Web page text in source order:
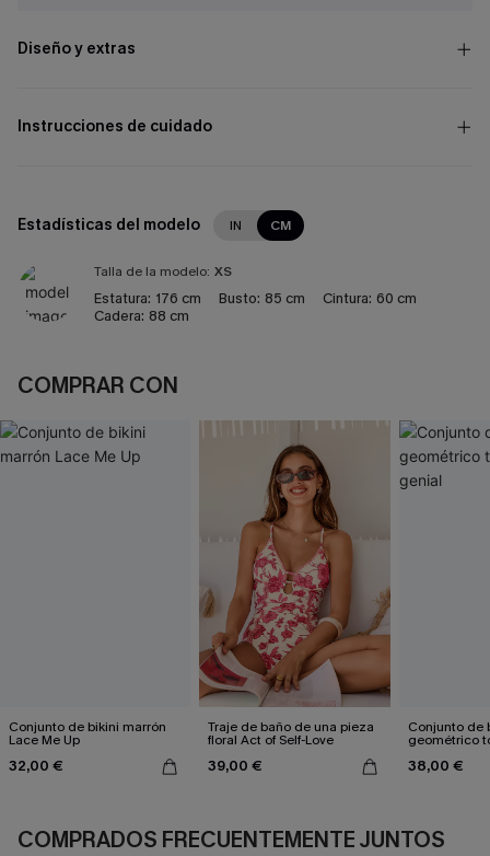
Diseño y extras
Instrucciones de cuidado
Estadísticas del modelo IN CM
Talla de la modelo: XS
Estatura: 176 cm Busto: 85 cm Cintura: 60 cm
Cadera: 88 cm
COMPRAR CON
Conjunto de bikini marrón
Lace Me Up
32,00 €
Traje de baño de una pieza
floral Act of Self-Love
39,00 €
Conjunto de
geométrico
genial
38,00 €
COMPRADOS FRECUENTEMENTE JUNTOS